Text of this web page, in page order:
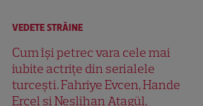
VEDETE STRĂINE
Cum își petrec vara cele mai
iubite actrițe din serialele
turcești. Fahriye Evcen, Hande
Erçel și Neslihan Atagül,